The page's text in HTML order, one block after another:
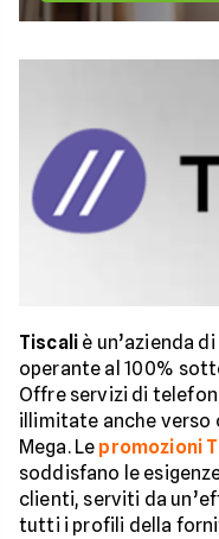
Tiscali è un’azienda
operante al 100%
Offre servizi di
illimitate anche verso
Mega. Le promozioni
soddisfano le
clienti, serviti da
tutti i profili della